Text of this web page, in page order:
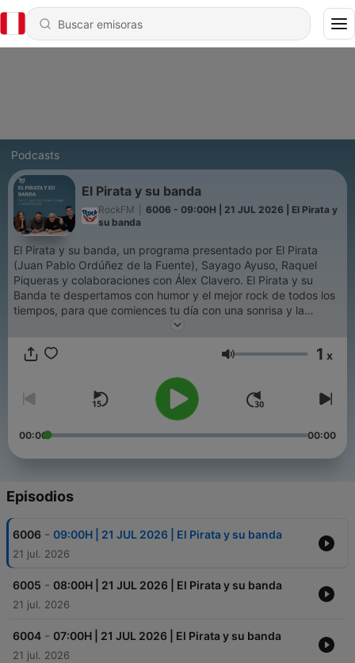
Podcasts
El Pirata y su banda
RockFM
6006 - 09:00H | 21 JUL 2026 | El Pirata y
su banda
El Pirata y su banda, un programa presentado por El Pirata
(Juan Pablo Ordúñez de la Fuente), Sayago Ayuso, Raquel
Piqueras y colaboraciones con Álex Clavero. El Pirata y su
Banda te despertamos con humor y el mejor rock de todos los
tiempos, para que comiences tu día con una sonrisa y la
actitud necesaria para afrontar el día, con los contenidos más
bolsillo, RockMaster y la dosis justa de noticias que necesitas
Volumen 1 x
00:00 00:00
Episodios
6006 - 09:00H | 21 JUL 2026 | El Pirata y su banda
21 jul. 2026
6005 - 08:00H | 21 JUL 2026 | El Pirata y su banda
21 jul. 2026
6004 - 07:00H | 21 JUL 2026 | El Pirata y su banda
21 jul. 2026